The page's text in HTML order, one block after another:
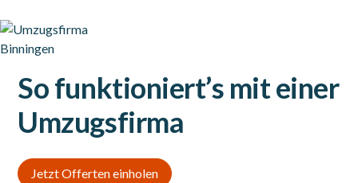
So funktioniert’s mit einer
Umzugsfirma
Jetzt Offerten einholen